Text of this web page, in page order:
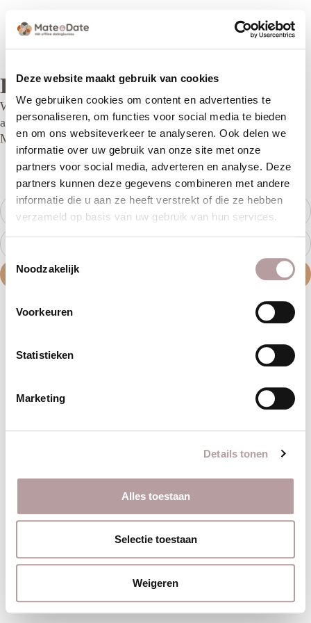
Deze website maakt gebruik van cookies
We gebruiken cookies om content en advertenties te
personaliseren, om functies voor social media te bieden
en om ons websiteverkeer te analyseren. Ook delen we
informatie over uw gebruik van onze site met onze
partners voor social media, adverteren en analyse. Deze
partners kunnen deze gegevens combineren met andere
informatie die u aan ze heeft verstrekt of die ze hebben
verzameld op basis van uw gebruik van hun services.
Toestemmingsselectie
Noodzakelijk
Voorkeuren
Statistieken
Marketing
Details tonen
Alles toestaan
Selectie toestaan
Weigeren
Blijf op de hoogte!
Wil jij niks missen van onze nieuwste updates, exclusieve
aanbiedingen, inspirerende (online) sessies en handige tips?
Meld je dan aan voor onze nieuwsbrief!
Als eerste op de hoogte over events
Inspiratie, tips en nieuws rechtstreeks in je inbox